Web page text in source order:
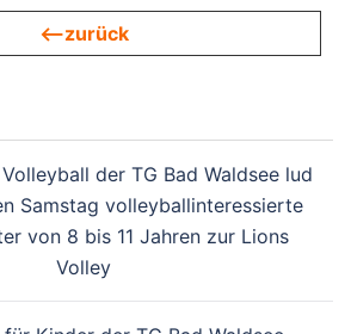
<—zurück
der TG Bad Waldsee lud
Samstag volleyballinteressierte
von 8 bis 11 Jahren zur Lions
Volley